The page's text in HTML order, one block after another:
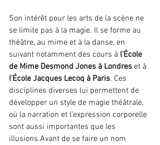
Son intérêt pour les arts de la scène ne
se limite pas à la magie. Il se forme au
théâtre, au mime et à la danse, en
suivant notamment des cours à l’École
de Mime Desmond Jones à Londres et à
l’École Jacques Lecoq à Paris. Ces
disciplines diverses lui permettent de
développer un style de magie théâtrale,
où la narration et l’expression corporelle
sont aussi importantes que les
illusions.Avant de se faire un nom